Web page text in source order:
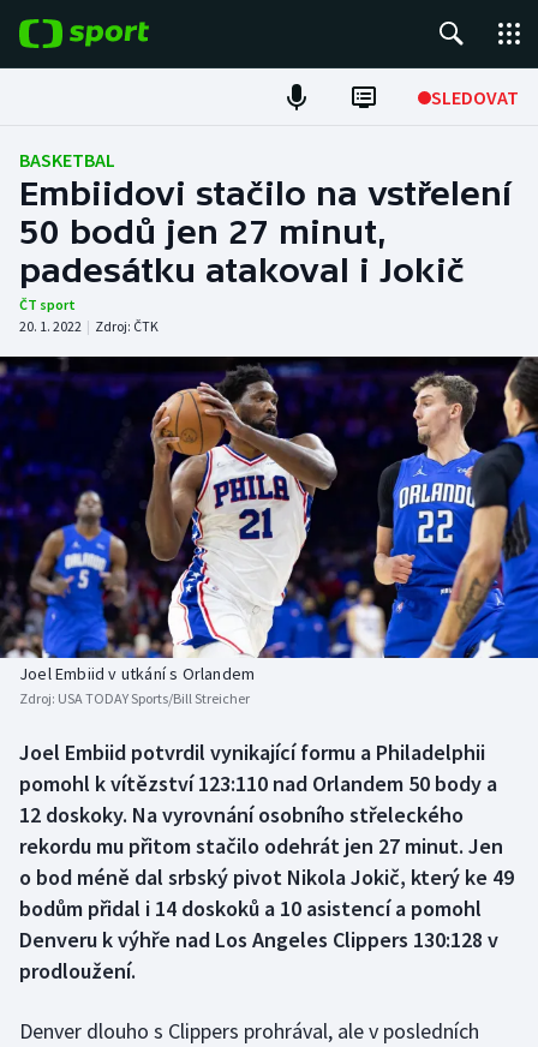
SLEDOVAT
Fotbal
Hokej
Tenis
Atletika
Cyklistika
DALŠÍ SPORTY
Americký fotbal
Baseball a softbal
Basketbal
Biatlon
Box
Curling
Dostihy
Florbal
NEPŘEHLÉDNĚTE
Soutěže
Historické návraty
Aplikace ČT sport
BASKETBAL
Embiidovi stačilo na vstřelení
50 bodů jen 27 minut,
padesátku atakoval i Jokič
ČT sport
20. 1. 2022 | Zdroj: ČTK
Joel Embiid v utkání s Orlandem
Zdroj: USA TODAY Sports/Bill Streicher
Joel Embiid potvrdil vynikající formu a Philadelphii
pomohl k vítězství 123:110 nad Orlandem 50 body a
12 doskoky. Na vyrovnání osobního střeleckého
rekordu mu přitom stačilo odehrát jen 27 minut. Jen
o bod méně dal srbský pivot Nikola Jokič, který ke 49
bodům přidal i 14 doskoků a 10 asistencí a pomohl
Denveru k výhře nad Los Angeles Clippers 130:128 v
prodloužení.
Denver dlouho s Clippers prohrával, ale v posledních